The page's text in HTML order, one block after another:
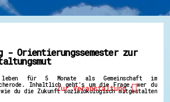
- Orientierungssemester zur
leben für 5 Monate als Gemeinschaft im
Inhaltlich geht's um die Frage, wer du
du die Zukunft sozialökologisch mitgestalten
Zur Veranstaltung